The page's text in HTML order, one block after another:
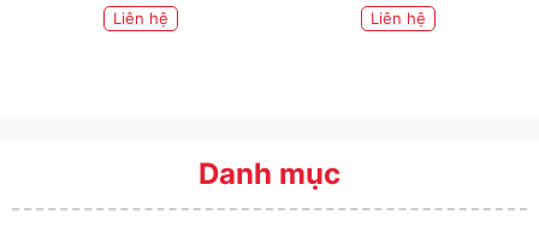
Liên hệ Liên hệ
Danh mục